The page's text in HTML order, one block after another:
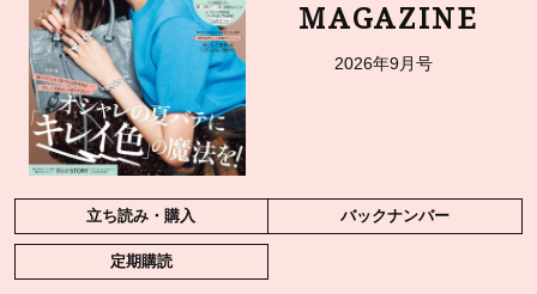
MAGAZINE
2026年9月号
立ち読み・購入 バックナンバー
定期購読